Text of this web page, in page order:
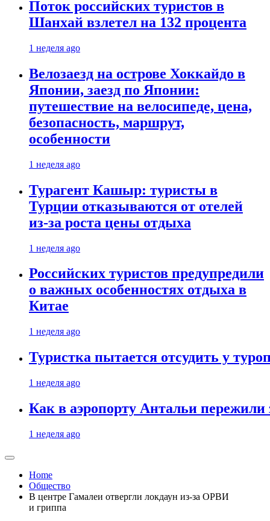
Поток российских туристов в
Шанхай взлетел на 132 процента
1 неделя ago
Велозаезд на острове Хоккайдо в
Японии, заезд по Японии:
путешествие на велосипеде, цена,
безопасность, маршрут,
особенности
1 неделя ago
Турагент Кашыр: туристы в
Турции отказываются от отелей
из-за роста цены отдыха
1 неделя ago
Российских туристов предупредили
о важных особенностях отдыха в
Китае
1 неделя ago
Туристка пытается отсудить у
1 неделя ago
Как в аэропорту Антальи
1 неделя ago
Home
Общество
В центре Гамалеи отвергли локдаун из-за ОРВИ
и гриппа